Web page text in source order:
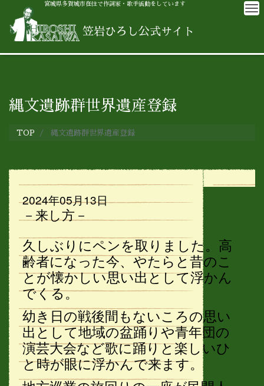
宮城県多賀城市在住で作詞家・歌手活動をしています
笠岩ひろし公式サイト
縄文遺跡群世界遺産登録
TOP 縄文遺跡群世界遺産登録
2024年05月13日
－来し方－
久しぶりにペンを取りました。高
齢者になった今、やたらと昔のこ
とが懐かしい思い出として浮かん
でくる。
幼き日の戦後間もないころの思い
出として地域の盆踊りや青年団の
演芸大会など歌に踊りと楽しいひ
と時が眼に浮かんで来ます。